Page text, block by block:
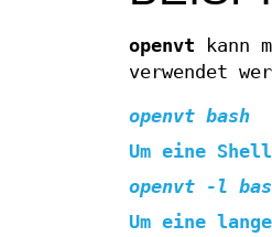
openvt kann
verwendet
openvt bash
Um eine
openvt -l
Um eine